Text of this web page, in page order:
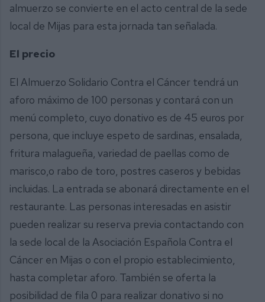
almuerzo se convierte en el acto central de la sede
local de Mijas para esta jornada tan señalada.
El precio
El Almuerzo Solidario Contra el Cáncer tendrá un
aforo máximo de 100 personas y contará con un
menú completo, cuyo donativo es de 45 euros por
persona, que incluye espeto de sardinas, ensalada,
fritura malagueña, variedad de paellas como de
marisco,o rabo de toro, postres caseros y bebidas
incluidas. La entrada se abonará directamente en el
restaurante. Las personas interesadas en asistir
pueden realizar su reserva previa contactando con
la sede local de la Asociación Española Contra el
Cáncer en Mijas o con el propio establecimiento,
hasta completar aforo. También se oferta la
posibilidad de fila 0 para realizar donativo si no